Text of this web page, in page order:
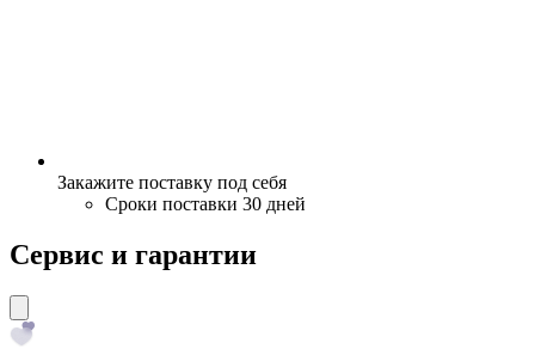
Закажите поставку под себя
Сроки поставки 30 дней
Сервис и гарантии